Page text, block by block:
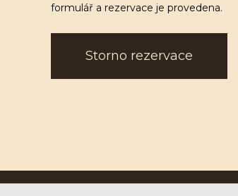
formulář a rezervace je provedena.
Storno rezervace